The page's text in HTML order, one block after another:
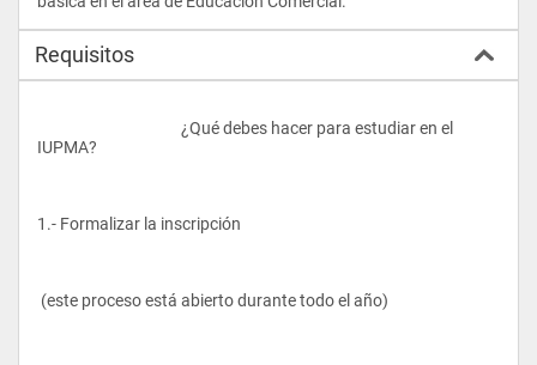
Requisitos
IUPMA?
1.- Formalizar la inscripción
(este proceso está abierto durante todo el año)